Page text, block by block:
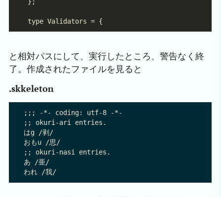
と相対パスにして、実行したところ、警告なく終
了。作成されたファイルを見ると
.skkeleton
;;; -*- coding: utf-8 -*-
;; okuri-ari entries.
はg /剥/
おもu /思/
;; okuri-nasi entries.
あ /亜/